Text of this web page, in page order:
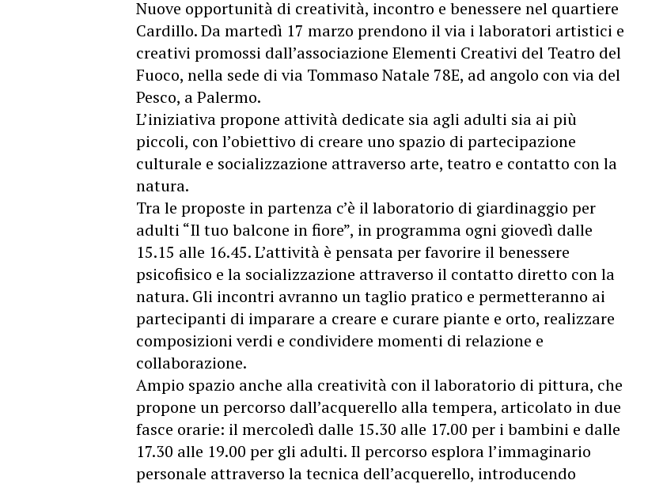
Nuove opportunità di creatività, incontro e benessere nel quartiere
Cardillo. Da martedì 17 marzo prendono il via i laboratori artistici e
creativi promossi dall’associazione Elementi Creativi del Teatro del
Fuoco, nella sede di via Tommaso Natale 78E, ad angolo con via del
Pesco, a Palermo.
L’iniziativa propone attività dedicate sia agli adulti sia ai più
piccoli, con l’obiettivo di creare uno spazio di partecipazione
culturale e socializzazione attraverso arte, teatro e contatto con la
natura.
Tra le proposte in partenza c’è il laboratorio di giardinaggio per
adulti “Il tuo balcone in fiore”, in programma ogni giovedì dalle
15.15 alle 16.45. L’attività è pensata per favorire il benessere
psicofisico e la socializzazione attraverso il contatto diretto con la
natura. Gli incontri avranno un taglio pratico e permetteranno ai
partecipanti di imparare a creare e curare piante e orto, realizzare
composizioni verdi e condividere momenti di relazione e
collaborazione.
Ampio spazio anche alla creatività con il laboratorio di pittura, che
propone un percorso dall’acquerello alla tempera, articolato in due
fasce orarie: il mercoledì dalle 15.30 alle 17.00 per i bambini e dalle
17.30 alle 19.00 per gli adulti. Il percorso esplora l’immaginario
personale attraverso la tecnica dell’acquerello, introducendo